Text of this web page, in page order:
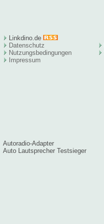
Linkdino.de
Datenschutz
Nutzungsbedingungen
Impressum
Autoradio-Adapter
Auto Lautsprecher Testsieger